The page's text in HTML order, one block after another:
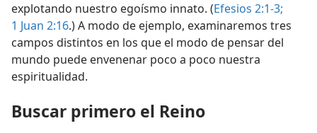
explotando nuestro egoísmo innato. (Efesios 2:1-3;
1 Juan 2:16.) A modo de ejemplo, examinaremos tres
campos distintos en los que el modo de pensar del
mundo puede envenenar poco a poco nuestra
espiritualidad.
Buscar primero el Reino